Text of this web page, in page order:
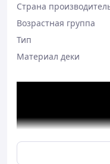
Страна
Возрастная группа
Тип
Материал деки